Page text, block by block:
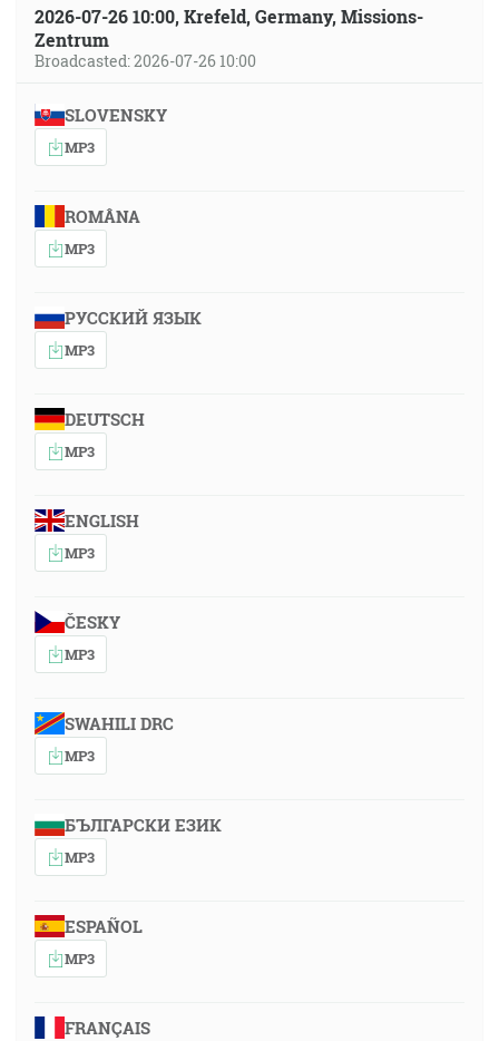
2026-07-26 10:00, Krefeld, Germany, Missions-
Zentrum
Broadcasted: 2026-07-26 10:00
SLOVENSKY
MP3
ROMÂNA
MP3
РУССКИЙ ЯЗЫК
MP3
DEUTSCH
MP3
ENGLISH
MP3
ČESKY
MP3
SWAHILI DRC
MP3
БЪЛГАРСКИ ЕЗИК
MP3
ESPAÑOL
MP3
FRANÇAIS